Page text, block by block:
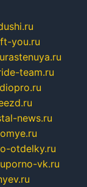
you.ru
rastenuya.ru
team.ru
news.ru
otdelky.ru
porno-vk.ru